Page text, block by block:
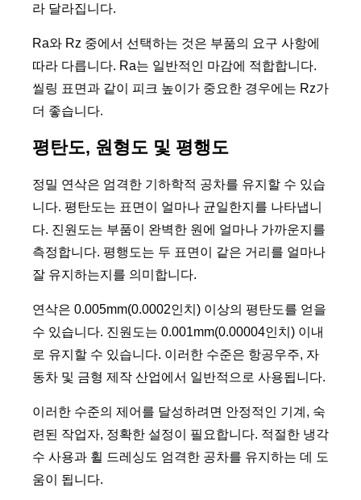
라 달라집니다.
Ra와 Rz 중에서 선택하는 것은 부품의 요구 사항에
따라 다릅니다. Ra는 일반적인 마감에 적합합니다.
씰링 표면과 같이 피크 높이가 중요한 경우에는 Rz가
더 좋습니다.
평탄도, 원형도 및 평행도
정밀 연삭은 엄격한 기하학적 공차를 유지할 수 있습
니다. 평탄도는 표면이 얼마나 균일한지를 나타냅니
다. 진원도는 부품이 완벽한 원에 얼마나 가까운지를
측정합니다. 평행도는 두 표면이 같은 거리를 얼마나
잘 유지하는지를 의미합니다.
연삭은 0.005mm(0.0002인치) 이상의 평탄도를 얻을
수 있습니다. 진원도는 0.001mm(0.00004인치) 이내
로 유지할 수 있습니다. 이러한 수준은 항공우주, 자
동차 및 금형 제작 산업에서 일반적으로 사용됩니다.
이러한 수준의 제어를 달성하려면 안정적인 기계, 숙
련된 작업자, 정확한 설정이 필요합니다. 적절한 냉각
수 사용과 휠 드레싱도 엄격한 공차를 유지하는 데 도
움이 됩니다.